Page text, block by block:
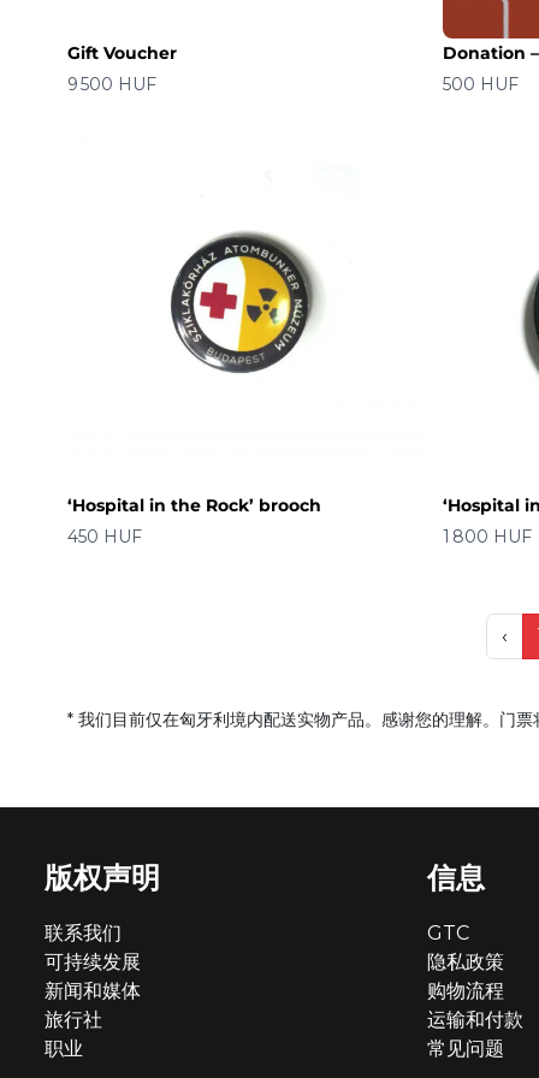
Gift Voucher
价格
9 500 HUF
Donation
价格
500 HUF
‘Hospital in the Rock’ brooch
价格
450 HUF
‘Hospital
价格
1 800 HUF
‹
* 我们目前仅在匈牙利境内配送实物产品。感谢您的理解。门
版权声明
联系我们
可持续发展
新闻和媒体
旅行社
职业
信息
GTC
隐私政策
购物流程
运输和付款
常见问题